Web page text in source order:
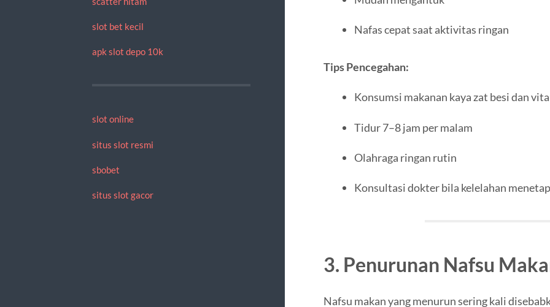
slot bet kecil
apk slot depo 10k
slot online
situs slot resmi
sbobet
situs slot gacor
Nafas cepat saat aktivitas ringan
Tips Pencegahan:
Konsumsi makanan kaya zat besi dan
Tidur 7–8 jam per malam
Olahraga ringan rutin
Konsultasi dokter bila kelelahan
3. Penurunan Nafsu
Nafsu makan yang menurun sering kali